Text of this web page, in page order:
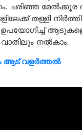
മേല്‍ക്കൂര
തള്ളി
ആടുകളെ
നല്‍കാം.
ആട് വളർത്തൽ